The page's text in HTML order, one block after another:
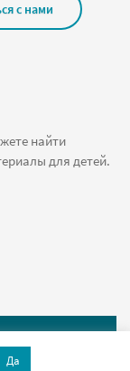
найти
для детей.
с нами
Да